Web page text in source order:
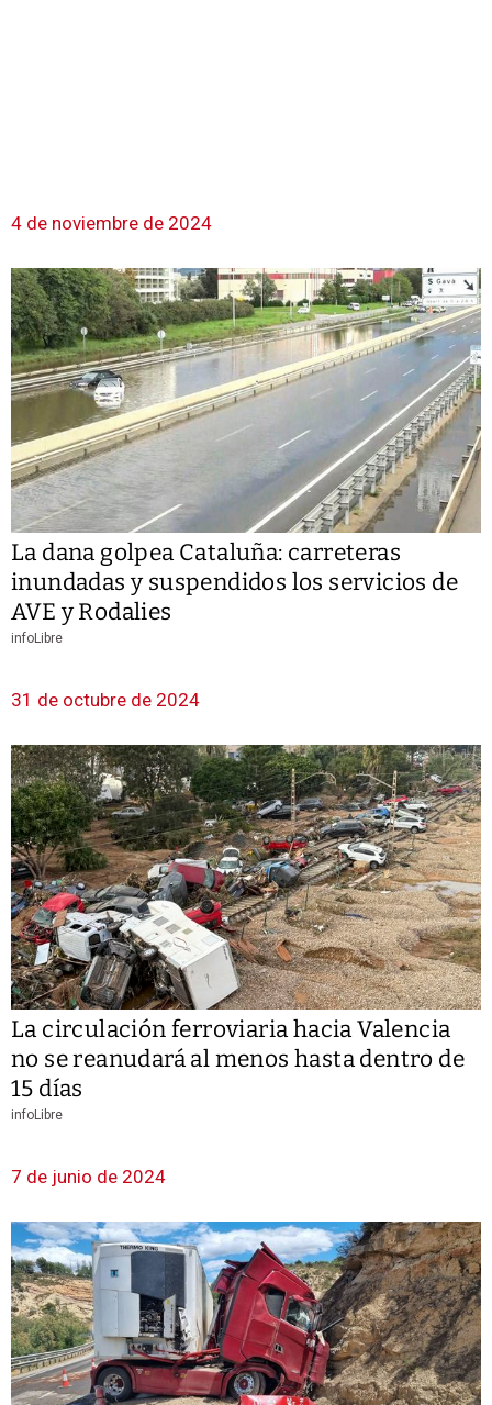
4 de noviembre de 2024
La dana golpea Cataluña: carreteras
inundadas y suspendidos los servicios de
AVE y Rodalies
infoLibre
31 de octubre de 2024
La circulación ferroviaria hacia Valencia
no se reanudará al menos hasta dentro de
15 días
infoLibre
7 de junio de 2024